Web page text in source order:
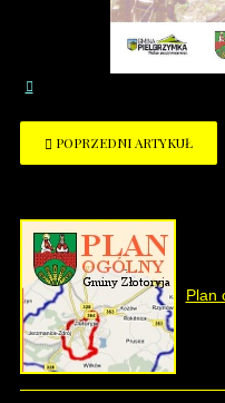
POPRZEDNI ARTYKUŁ
Plan